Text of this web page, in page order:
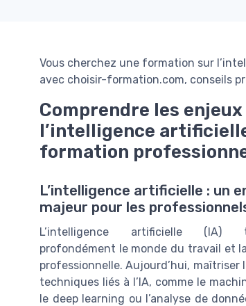
Vous cherchez une formation sur
avec choisir-formation.com, conseils
Comprendre les enjeux
l’intelligence
formation
L’intelligence artificielle : un
majeur pour les
L’intelligence artificielle (IA)
profondément le monde du travail et
professionnelle. Aujourd’hui, maîtriser
techniques liés à l’IA, comme le
le deep learning ou l’analyse de